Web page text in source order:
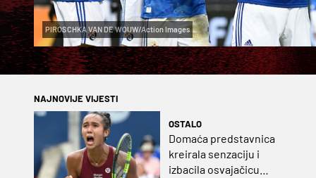
PIROSCHKA VAN DE WOUW/Action Images
NAJNOVIJE VIJESTI
OSTALO
Domaća predstavnica
kreirala senzaciju i
izbacila osvajačicu